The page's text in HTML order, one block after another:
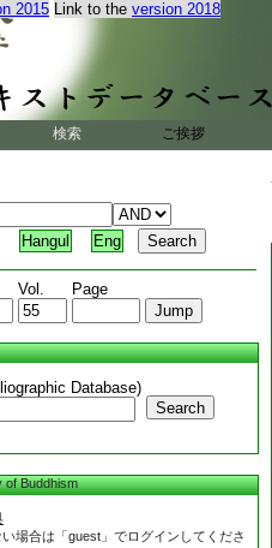
2015 Link to the version 2018
検索 ご挨拶
Hangul Eng
Vol. Page
Database)
Search
Buddhism
場合は「guest」でログインしてくださ